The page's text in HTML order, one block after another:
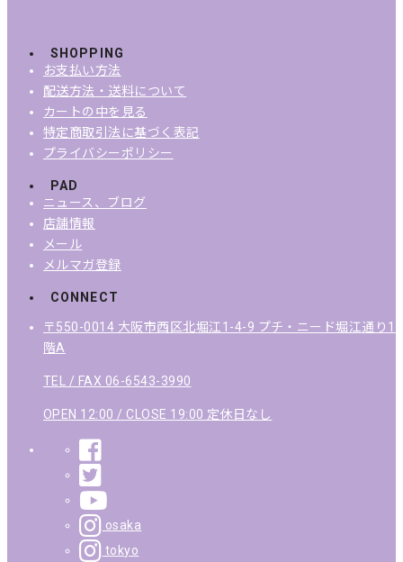
SHOPPING
お支払い方法
配送方法・送料について
カートの中を見る
特定商取引法に基づく表記
プライバシーポリシー
PAD
ニュース、ブログ
店舗情報
メール
メルマガ登録
CONNECT
〒550-0014 大阪市西区北堀江1-4-9 プチ・ニード堀江通り1
階A
TEL / FAX 06-6543-3990
OPEN 12:00 / CLOSE 19:00 定休日なし
osaka
tokyo